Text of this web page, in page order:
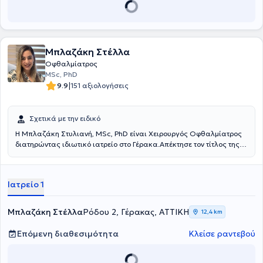
αμφιβληστροειδούς (Διαβητική Αμφιβληστροειδοπάθεια, Παθήσεις
Ινστιτούτου «ΟΜΜΑ» καθώς και του "ΑΘΗΝΑΪΚΟΥ ΔΙΑΘΛΑΣΤΙΚΟΥ
ΚΕΝΤΡΟΥ". Τέλος, έχει δημοσιεύσει 26 επιστημονικές εργασίες σε
πανελλήνια και διεθνή οφθαλμολογικά συνέδρια καθώς και
συμμετάσχει σε στρογγυλές τράπεζες, κλινικά φροντιστήρια και ως
συναδέλφους.
Μπλαζάκη Στέλλα
Οφθαλμίατρος
MSc, PhD
9.9|151 αξιολογήσεις
Σχετικά με την ειδικό
Η Μπλαζάκη Στυλιανή, MSc, PhD είναι Χειρουργός Οφθαλμίατρος
διατηρώντας ιδιωτικό ιατρείο στο Γέρακα.Απέκτησε τον τίτλος της
Ειδικεύτηκε στην Πανεπιστημιακή Οφθαλμολογική Κλινική
Οπτικής και Όρασης (πρώην ΒΕΜΜΟ) του Πανεπιστημίου Κρήτης
από το 2012 έως σήμερα με επικεφαλή τον καθηγητή κ Παλλήκαρη
και τον καθηγητή κ Κυμιωνή έχει εξειδικευτεί στη διαθλαστική
χειρουργική (laser μυωπίας, υπερμετρωπίας, αστιγματισμού, cross
linking). Tην περίοδο παραμονής της στο τμήμα Αμφιβληστροειδούς
της Πανεπιστημιακής Οφθαλμολογικής κλινικής του Ηρακλείου υπο
επιστημονικός συνεργάτης εμβάθυνε το πεδίο γνώσεών της στη
Ιατρείο 1
Μπλαζάκη ΣτέλλαΡόδου 2, Γέρακας, ΑΤΤΙΚΗ 12,4 km
Επόμενη διαθεσιμότητα Κλείσε ραντεβού